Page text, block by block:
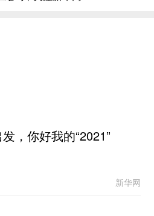
，你好我的“2021”
新华网